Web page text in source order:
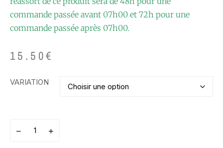
commande passée avant 07h00 et 72h pour une
commande passée après 07h00.
15.50€
VARIATION